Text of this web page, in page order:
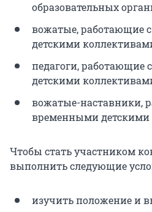
образовательных
вожатые, работающие
детскими
педагоги, работающие
детскими
вожатые-наставники,
временными детскими
Чтобы стать участником
выполнить следующие
изучить положение и